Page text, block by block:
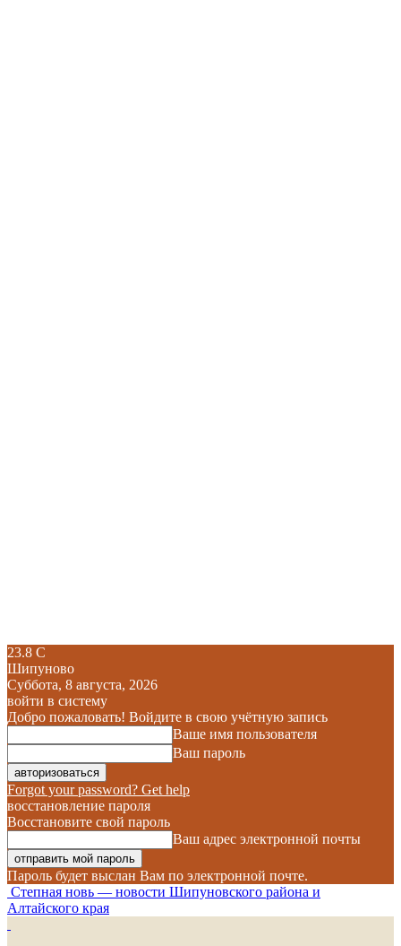
23.8 C
Шипуново
Суббота, 8 августа, 2026
войти в систему
Добро пожаловать! Войдите в свою учётную запись
Ваше имя пользователя
Ваш пароль
Forgot your password? Get help
восстановление пароля
Восстановите свой пароль
Ваш адрес электронной почты
Пароль будет выслан Вам по электронной почте.
Степная новь — новости Шипуновского района и
Алтайского края